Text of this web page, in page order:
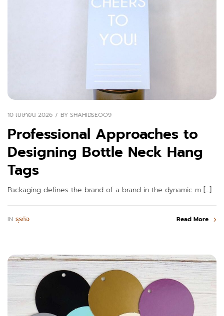
10 เมษายน 2026 BY SHAHIDSEOO9
Professional Approaches to
Designing Bottle Neck Hang
Tags
Packaging defines the brand of a brand in the dynamic m […]
IN ธุรกิจ Read More